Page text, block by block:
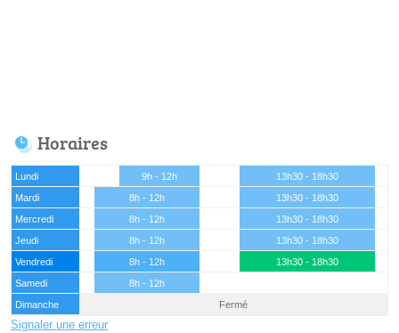
Horaires
Lundi 9h - 12h
13h30 - 18h30
Mardi
8h - 12h
13h30 - 18h30
Mercredi
8h - 12h
13h30 - 18h30
Jeudi
8h - 12h
13h30 - 18h30
Vendredi
8h - 12h
13h30 - 18h30
Samedi
8h - 12h
Dimanche
Fermé
Signaler une erreur